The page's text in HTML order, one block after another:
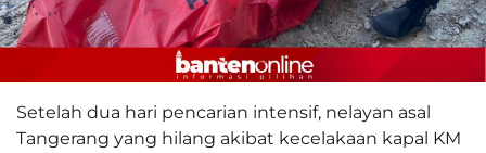
Setelah dua hari pencarian intensif, nelayan asal
Tangerang yang hilang akibat kecelakaan kapal KM